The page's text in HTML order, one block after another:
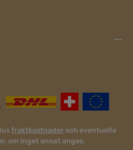
fraktkostnaderoch eventuella
om inget annat anges.